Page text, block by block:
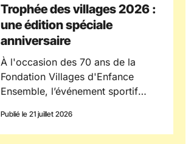
Trophée des villages 2026 :
une édition spéciale
anniversaire
À l'occasion des 70 ans de la
Fondation Villages d'Enfance
Ensemble, l’événement sportif
villages » a réuni, cette année,
plus de 300 participants à l'Île des
Publié le 21 juillet 2026